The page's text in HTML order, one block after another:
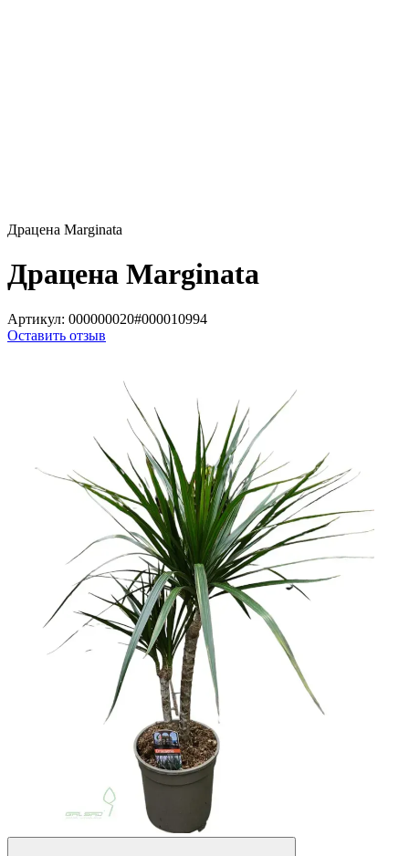
Драцена Marginata
Драцена Marginata
Артикул: 000000020#000010994
Оставить отзыв